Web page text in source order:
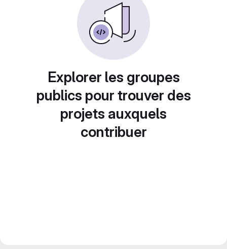
Explorer les groupes
publics pour trouver des
projets auxquels
contribuer